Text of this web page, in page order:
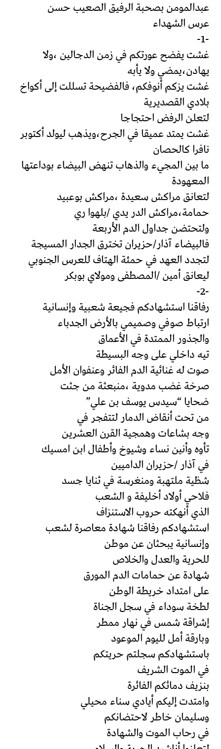
عبدالمومن بصحبة الرفيق الصعيب حسن
عرس الشهداء
-1-
غشت يفضح عورتكم في زمن الدجالين ،ولا
يهادن،يمضي ولا يأبه
غشت يزكم أنوفكم، فالفضيحة تسللت إلى أكواخ
بلادي القصديرية
لتعلن الرفض احتجاجا
غشت يمتد عميقا في الجرح،ويذهب ليولد أكتوبر
نافرا كالحصان
ما بين المجيء والذهاب تنهض البيضاء بوداعتها
المعهودة
لتعانق مراكش سعيدة ،مراكش بوعبيد
حمامة،مراكش الدر يدي /بلهوا ري
ولتحتضن جداول الدم الأربعة
فالبيضاء آذار/حزيران تخترق الجدار المسيجة
لتجدد العهد في حمئة الهتاف للعرس الجنوبي
ليعانق أمين /المصطفى ومولاي بوبكر
-2-
رفاقنا استشهادكم فجيعة شعبية وإنسانية
ارتباط صوفي وصميمي بالأرض الجدباء
والجذور الممتدة في الأعماق
تيه داخلي على وجه البسيطة
صوت له غنائية الدم الفائر وعنفوان الأمل
صرخة غضب مدوية ،منبعثة من جثت
ضحايا “سيدس يوسف بن علي”
من تحت أنقاض الدمار لتتفجر في
وجه بشاعات وهمجية القرن العشرين
تأوه وأنين نساء وشيوخ وأطفال ابن امسيك
في آذار /حزيران الداميين
شظية ملتهبة ومنغرسة في ثنايا جسد
فلاحي أولاد أخليفة و الشعب
الذي أنهكته حروب الاستنزاف
استشهادكم رفاقنا شهادة معاصرة لشعب
وإنسانية يبحثان عن موطن
للحرية والعدل والخلاص
شهادة عن حمامات الدم المورق
على امتداد خريطة الوطن
لطخة سوداء في سجل الجناة
إشراقة شمس في نهار ممطر
وبارقة أمل لليوم الموعود
باستشهادكم سجلتم حريتكم
في الموت الشريف
بنزيف دمائكم الفائرة
وامتدت إليكم أيادي سناء محيلي
وسليمان خاطر لاحتضانكم
في رحاب الموت والشهادة